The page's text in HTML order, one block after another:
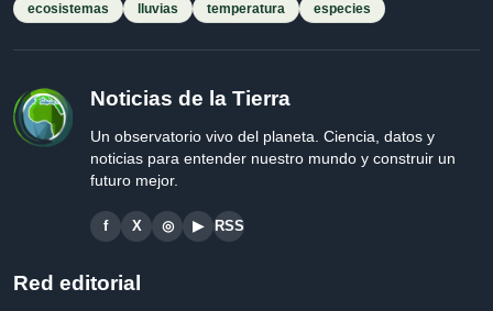
ecosistemas
lluvias temperatura especies
Noticias de la Tierra
Un observatorio vivo del planeta. Ciencia, datos y
noticias para entender nuestro mundo y construir un
futuro mejor.
f X ◎ ▶ RSS
Red editorial